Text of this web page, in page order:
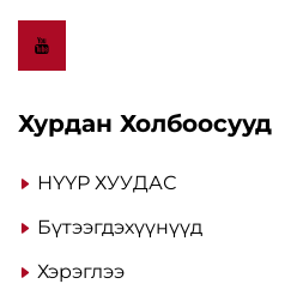
Хурдан Холбоосууд
НҮҮР ХУУДАС
Бүтээгдэхүүнүүд
Хэрэглээ